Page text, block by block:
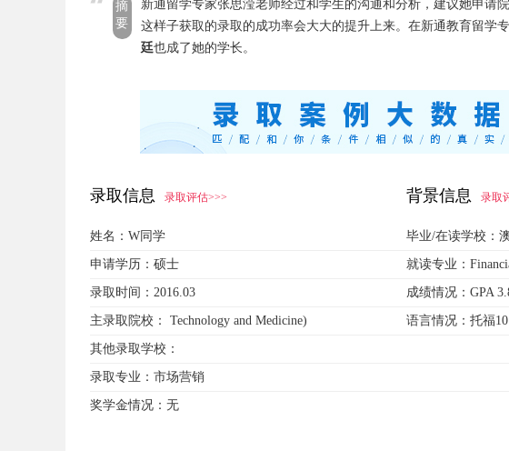
摘
要
新通留学专家张思滢老师经过和学生的沟通和分析，建议她申请
这样子获取的录取的成功率会大大的提升上来。在新通教育留学
廷也成了她的学长。
录取信息 录取评估>>>
姓名： W同学
申请学历： 硕士
录取时间： 2016.03
主录取院校： Technology and Medicine)
其他录取学校：
录取专业： 市场营销
奖学金情况： 无
背景信息 录取
毕业/在读学校：
就读专业：
成绩情况： GPA
语言情况： 托福